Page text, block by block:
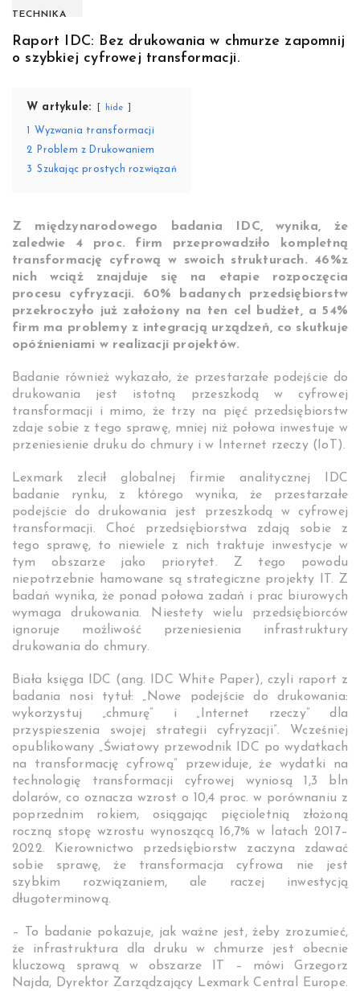
TECHNIKA
Raport IDC: Bez drukowania w chmurze zapomnij
o szybkiej cyfrowej transformacji.
W artykule: hide
Wyzwania transformacji
2
Problem z Drukowaniem
3
Szukając prostych rozwiązań
Z międzynarodowego badania IDC, wynika, że
zaledwie 4 proc. firm przeprowadziło kompletną
transformację cyfrową w swoich strukturach. 46%z
nich wciąż znajduje się na etapie rozpoczęcia
procesu cyfryzacji. 60% badanych przedsiębiorstw
przekroczyło już założony na ten cel budżet, a 54%
firm ma problemy z integracją urządzeń, co skutkuje
opóźnieniami w realizacji projektów.
Badanie również wykazało, że przestarzałe podejście do
drukowania jest istotną przeszkodą w cyfrowej
transformacji i mimo, że trzy na pięć przedsiębiorstw
zdaje sobie z tego sprawę, mniej niż połowa inwestuje w
przeniesienie druku do chmury i w Internet rzeczy (IoT).
Lexmark zlecił globalnej firmie analitycznej IDC
badanie rynku, z którego wynika, że przestarzałe
podejście do drukowania jest przeszkodą w cyfrowej
transformacji. Choć przedsiębiorstwa zdają sobie z
tego sprawę, to niewiele z nich traktuje inwestycje w
tym obszarze jako priorytet. Z tego powodu
niepotrzebnie hamowane są strategiczne projekty IT. Z
badań wynika, że ponad połowa zadań i prac biurowych
wymaga drukowania. Niestety wielu przedsiębiorców
ignoruje możliwość przeniesienia infrastruktury
drukowania do chmury.
Biała księga IDC (ang. IDC White Paper), czyli raport z
badania nosi tytuł: „Nowe podejście do drukowania:
wykorzystuj „chmurę” i „Internet rzeczy” dla
przyspieszenia swojej strategii cyfryzacji”. Wcześniej
opublikowany „Światowy przewodnik IDC po wydatkach
na transformację cyfrową” przewiduje, że wydatki na
technologię transformacji cyfrowej wyniosą 1,3 bln
dolarów, co oznacza wzrost o 10,4 proc. w porównaniu z
poprzednim rokiem, osiągając pięcioletnią złożoną
roczną stopę wzrostu wynoszącą 16,7% w latach 2017–
2022. Kierownictwo przedsiębiorstw zaczyna zdawać
sobie sprawę, że transformacja cyfrowa nie jest
szybkim rozwiązaniem, ale raczej inwestycją
długoterminową.
– To badanie pokazuje, jak ważne jest, żeby zrozumieć,
że infrastruktura dla druku w chmurze jest obecnie
kluczową sprawą w obszarze IT – mówi Grzegorz
Najda, Dyrektor Zarządzający Lexmark Central Europe.